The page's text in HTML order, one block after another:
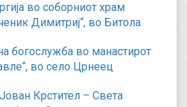
во соборниот храм
Димитриј“, во Битола
богослужба во манастирот
во село Црнеец
Крстител – Света